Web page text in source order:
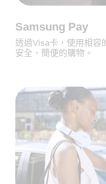
Samsung Pay
透過Visa卡，使用相容
安全、簡便的購物。